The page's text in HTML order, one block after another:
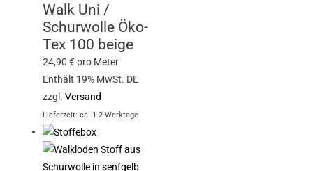
Walk Uni /
Schurwolle Öko-
Tex 100 beige
24,90€ pro Meter
Enthält 19% MwSt. DE
zzgl.Versand
Lieferzeit: ca. 1-2 Werktage